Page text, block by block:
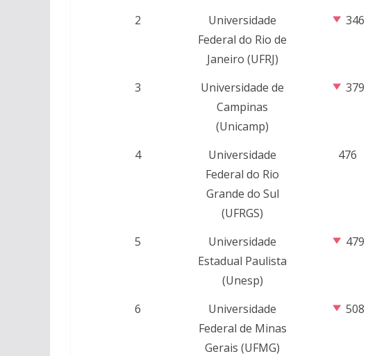
2
Universidade
Federal do Rio de
Janeiro (UFRJ)
346
3
Universidade de
Campinas
(Unicamp)
379
4
Universidade
Federal do Rio
Grande do Sul
(UFRGS)
476
5
Universidade
Estadual Paulista
(Unesp)
479
6
Universidade
Federal de Minas
Gerais (UFMG)
508